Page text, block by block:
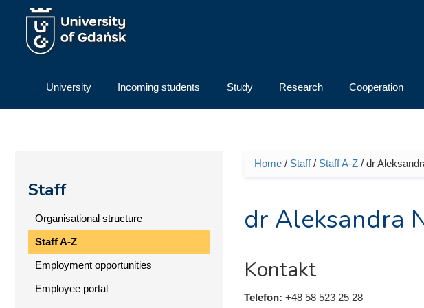
Skip to main content
University Incoming students Study Research Cooperation
Staff
Organisational structure
Staff A-Z
Employment opportunities
Employee portal
You are here
Home/ Staff/ Staff A-Z/ dr
dr Aleksandra
Kontakt
Telefon: +48 58 523 25 28